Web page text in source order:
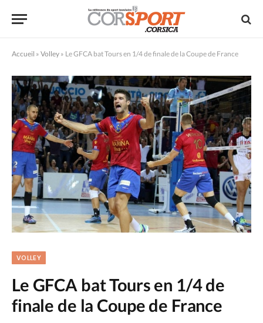
Accueil » Volley » Le GFCA bat Tours en 1/4 de finale de la Coupe de France
VOLLEY
Le GFCA bat Tours en 1/4 de
finale de la Coupe de France